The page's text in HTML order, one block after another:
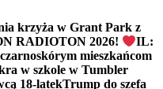
krzyża w Grant Park z
RADIOTON 2026!
IL:
mieszkańcom
w szkole w Tumbler
18-latekTrump do szefa